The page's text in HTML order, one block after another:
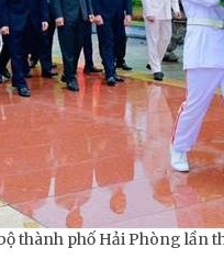
thành phố Hải Phòng lần